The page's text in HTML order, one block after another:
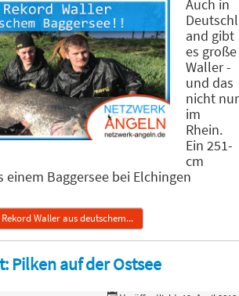
Auch in
Deutschl
and gibt
es große
Waller -
und das
nicht nur
im
Rhein.
Ein 251-
cm
einem Baggersee bei Elchingen
Waller aus deutschem...
Pilken auf der Ostsee